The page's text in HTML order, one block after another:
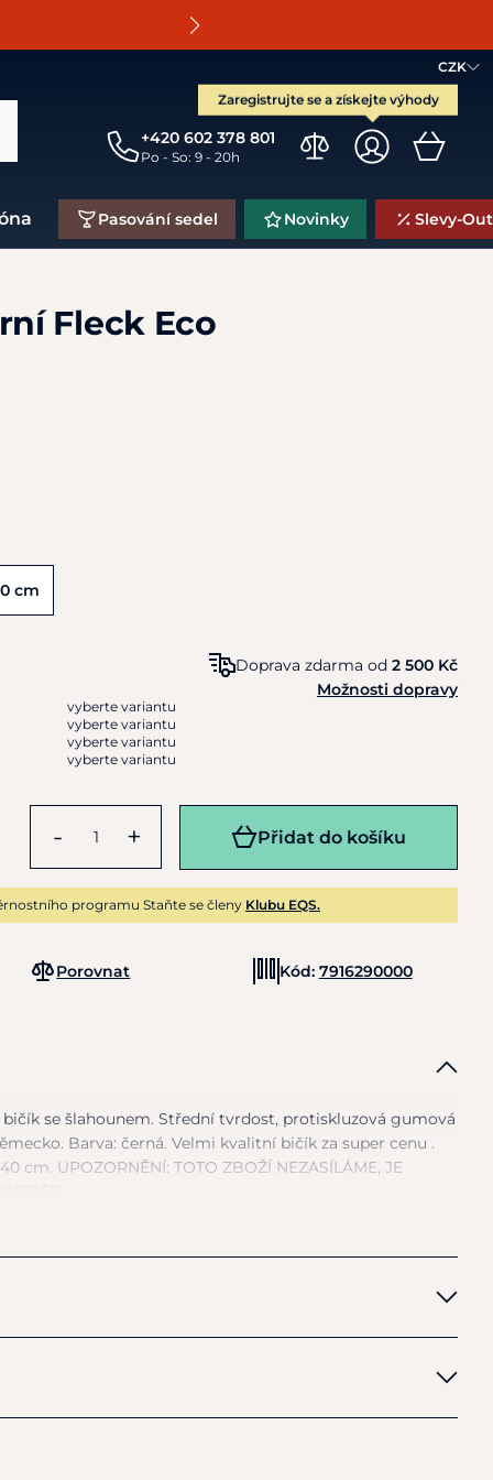
CZK
Zaregistrujte se a získejte výhody
+420 602 378 801
Po - So: 9 - 20h
Pasování sedel Novinky Slevy-
Fleck Eco
cm
vyberte variantu
vyberte variantu
vyberte variantu
vyberte variantu
Doprava zdarma od 2 500 Kč
Možnosti dopravy
- + Přidat do košíku
programu Staňte se členy Klubu EQS.
Porovnat Kód: 7916290000
bičík se šlahounem. Střední tvrdost, protiskluzová gumová
Barva: černá. Velmi kvalitní bičík za super cenu .
cm. UPOZORNĚNÍ: TOTO ZBOŽÍ NEZASÍLÁME, JE